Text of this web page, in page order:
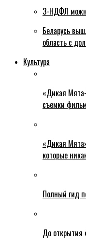
3-НДФЛ
Беларусь
область с
Культура
«Дикая
съемки
«Дикая
которые
Полный гид
До открытия